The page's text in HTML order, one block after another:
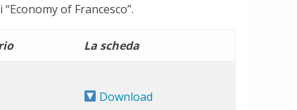
of Francesco”.
La scheda
Download